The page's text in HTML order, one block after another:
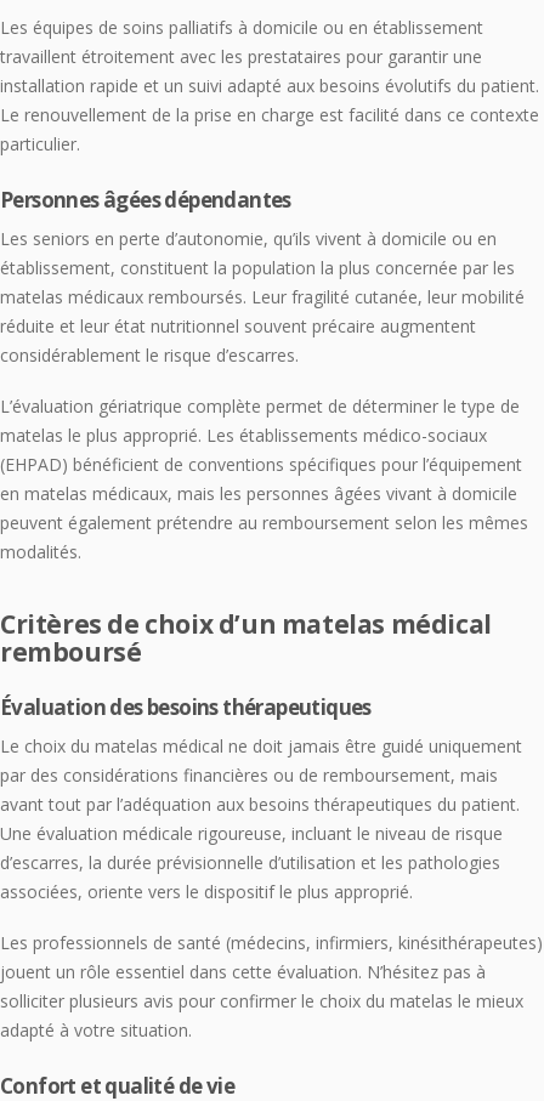
Les équipes de soins palliatifs à domicile ou en établissement
travaillent étroitement avec les prestataires pour garantir une
installation rapide et un suivi adapté aux besoins évolutifs du patient.
Le renouvellement de la prise en charge est facilité dans ce contexte
particulier.
Personnes âgées dépendantes
Les seniors en perte d’autonomie, qu’ils vivent à domicile ou en
établissement, constituent la population la plus concernée par les
matelas médicaux remboursés. Leur fragilité cutanée, leur mobilité
réduite et leur état nutritionnel souvent précaire augmentent
considérablement le risque d’escarres.
L’évaluation gériatrique complète permet de déterminer le type de
matelas le plus approprié. Les établissements médico-sociaux
(EHPAD) bénéficient de conventions spécifiques pour l’équipement
en matelas médicaux, mais les personnes âgées vivant à domicile
peuvent également prétendre au remboursement selon les mêmes
modalités.
Critères de choix d’un matelas médical
remboursé
Évaluation des besoins thérapeutiques
Le choix du matelas médical ne doit jamais être guidé uniquement
par des considérations financières ou de remboursement, mais
avant tout par l’adéquation aux besoins thérapeutiques du patient.
Une évaluation médicale rigoureuse, incluant le niveau de risque
d’escarres, la durée prévisionnelle d’utilisation et les pathologies
associées, oriente vers le dispositif le plus approprié.
Les professionnels de santé (médecins, infirmiers, kinésithérapeutes)
jouent un rôle essentiel dans cette évaluation. N’hésitez pas à
solliciter plusieurs avis pour confirmer le choix du matelas le mieux
adapté à votre situation.
Confort et qualité de vie